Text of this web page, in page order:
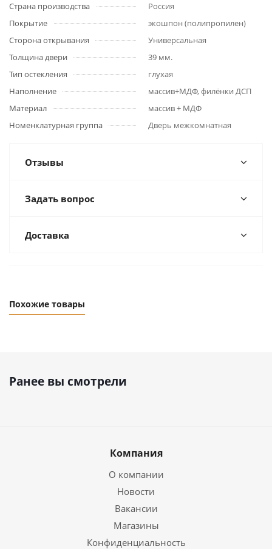
Страна производства
Россия
Покрытие
экошпон (полипропилен)
Сторона открывания
Универсальная
Толщина двери
39 мм.
Тип остекления
глухая
Наполнение
массив+МДФ, филёнки ДСП
Материал
массив + МДФ
Номенклатурная группа
Дверь межкомнатная
Отзывы
Задать вопрос
Доставка
Похожие товары
Ранее вы смотрели
Компания
О компании
Новости
Вакансии
Магазины
Конфиденциальность